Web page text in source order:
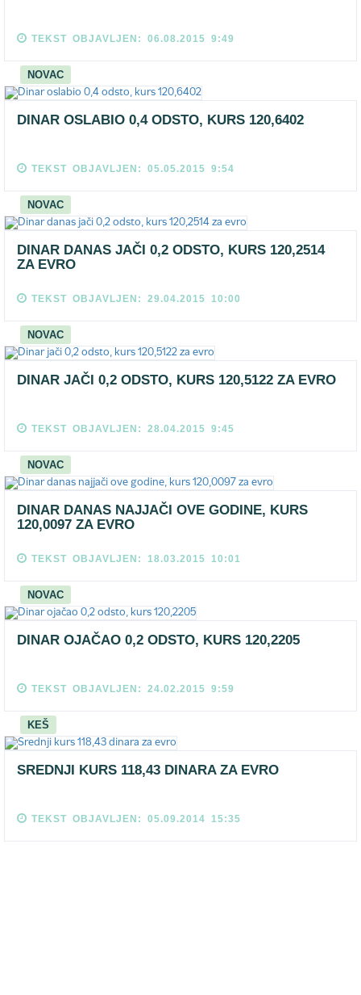
TEKST OBJAVLJEN: 06.08.2015 9:49
NOVAC
DINAR OSLABIO 0,4 ODSTO, KURS 120,6402
TEKST OBJAVLJEN: 05.05.2015 9:54
NOVAC
DINAR DANAS JAČI 0,2 ODSTO, KURS 120,2514
ZA EVRO
TEKST OBJAVLJEN: 29.04.2015 10:00
NOVAC
DINAR JAČI 0,2 ODSTO, KURS 120,5122 ZA EVRO
TEKST OBJAVLJEN: 28.04.2015 9:45
NOVAC
DINAR DANAS NAJJAČI OVE GODINE, KURS
120,0097 ZA EVRO
TEKST OBJAVLJEN: 18.03.2015 10:01
NOVAC
DINAR OJAČAO 0,2 ODSTO, KURS 120,2205
TEKST OBJAVLJEN: 24.02.2015 9:59
KEŠ
SREDNJI KURS 118,43 DINARA ZA EVRO
TEKST OBJAVLJEN: 05.09.2014 15:35